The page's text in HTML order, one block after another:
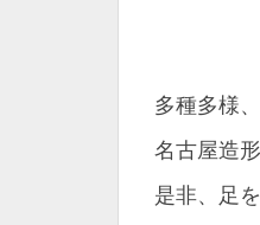
多種多様
名古屋造
是非、足